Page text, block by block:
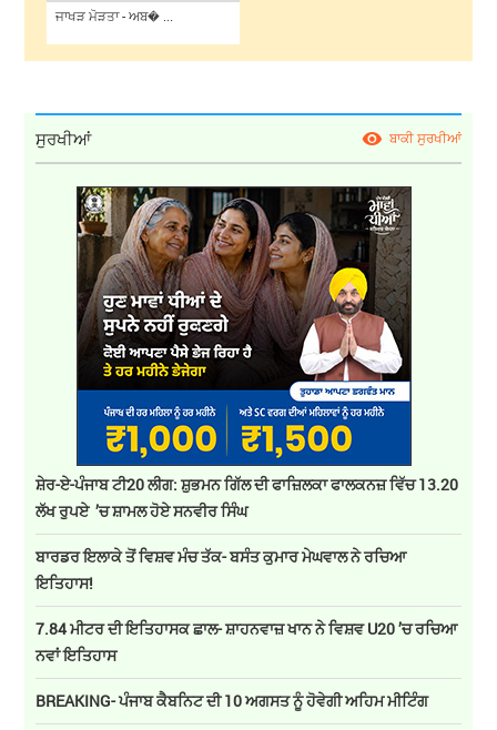
ਜਾਖੜ ਮੋੜਤਾ - ਅਬ� ...
ਸੁਰਖੀਆਂ ਬਾਕੀ ਸੁਰਖੀਆਂ
ਸ਼ੇਰ-ਏ-ਪੰਜਾਬ ਟੀ20 ਲੀਗ: ਸ਼ੁਭਮਨ ਗਿੱਲ ਦੀ ਫਾਜ਼ਿਲਕਾ ਫਾਲਕਨਜ਼ ਵਿੱਚ 13.20
ਲੱਖ ਰੁਪਏ ’ਚ ਸ਼ਾਮਲ ਹੋਏ ਸਨਵੀਰ ਸਿੰਘ
ਬਾਰਡਰ ਇਲਾਕੇ ਤੋਂ ਵਿਸ਼ਵ ਮੰਚ ਤੱਕ- ਬਸੰਤ ਕੁਮਾਰ ਮੇਘਵਾਲ ਨੇ ਰਚਿਆ
ਇਤਿਹਾਸ!
7.84 ਮੀਟਰ ਦੀ ਇਤਿਹਾਸਕ ਛਾਲ- ਸ਼ਾਹਨਵਾਜ਼ ਖਾਨ ਨੇ ਵਿਸ਼ਵ U20 ’ਚ ਰਚਿਆ
ਨਵਾਂ ਇਤਿਹਾਸ
BREAKING- ਪੰਜਾਬ ਕੈਬਨਿਟ ਦੀ 10 ਅਗਸਤ ਨੂੰ ਹੋਵੇਗੀ ਅਹਿਮ ਮੀਟਿੰਗ